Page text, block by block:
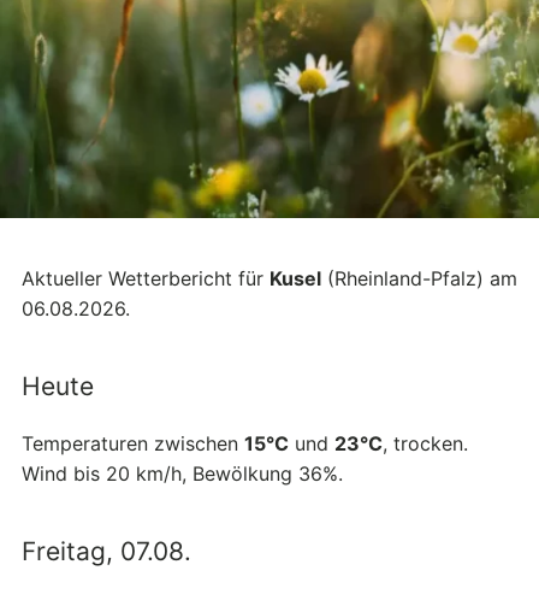
Aktueller Wetterbericht für Kusel (Rheinland-Pfalz) am
06.08.2026.
Heute
Temperaturen zwischen 15°C und 23°C, trocken.
Wind bis 20 km/h, Bewölkung 36%.
Freitag, 07.08.